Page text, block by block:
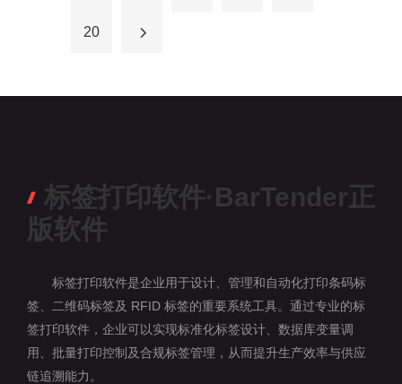
20
标签打印软件·BarTender正
版软件
标签打印软件是企业用于设计、管理和自动化打印条码标
签、二维码标签及 RFID 标签的重要系统工具。通过专业的标
签打印软件，企业可以实现标准化标签设计、数据库变量调
用、批量打印控制及合规标签管理，从而提升生产效率与供应
链追溯能力。